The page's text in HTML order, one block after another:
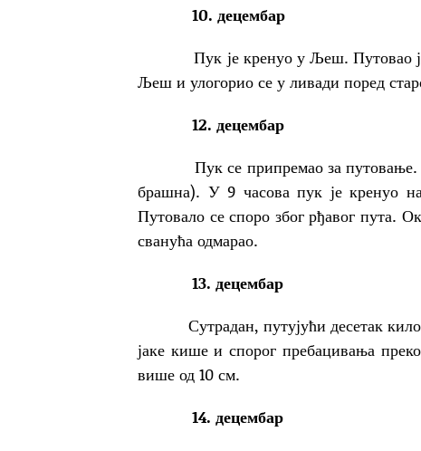
10. децембар
Пук је кренуо у Љеш. Путовао је
Љеш и улогорио се у ливади поред
12. децембар
Пук се припремао за путовање.
брашна). У 9 часова пук је кренуо
Путовало се споро због рђавог пута.
сванућа одмарао.
13. децембар
Сутрадан, путујући десетак
јаке кише и спорог пребацивања
више од 10 см.
14. децембар